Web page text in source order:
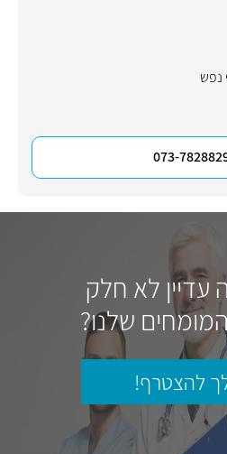
נפש
073-
עדיין לא חלק
שלנו?
להצטרף!